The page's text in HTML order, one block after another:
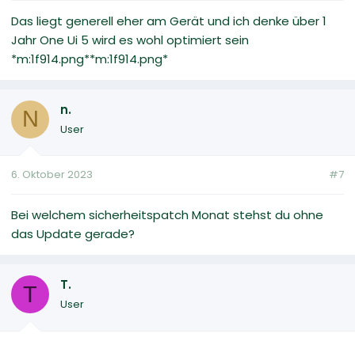
Das liegt generell eher am Gerät und ich denke über 1
Jahr One Ui 5 wird es wohl optimiert sein
*m:1f914.png**m:1f914.png*
N n.
User
6. Oktober 2023 #7
Bei welchem sicherheitspatch Monat stehst du ohne
das Update gerade?
T T.
User